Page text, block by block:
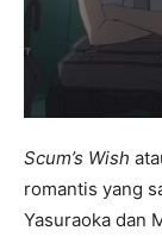
Scum’s Wish
romantis yang
Yasuraoka dan